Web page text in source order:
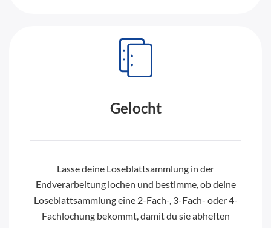
Gelocht
Lasse deine Loseblattsammlung in der
Endverarbeitung lochen und bestimme, ob deine
Loseblattsammlung eine 2-Fach-, 3-Fach- oder 4-
Fachlochung bekommt, damit du sie abheften